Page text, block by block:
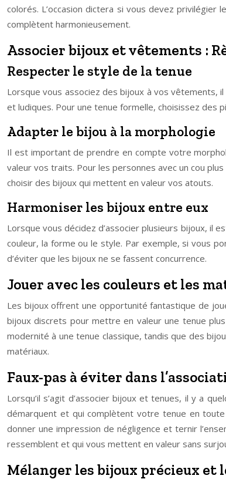
colorés. L’occasion dictera si vous devez
complètent harmonieusement.
Associer bijoux et vêtements :
Respecter le style de la tenue
Lorsque vous associez des bijoux à vos
et ludiques. Pour une tenue formelle, choisissez des
Adapter le bijou à la morphologie
Il est important de prendre en compte votre
valeur vos traits. Pour les personnes avec un cou
choisir des bijoux qui mettent en valeur vos atouts.
Harmoniser les bijoux entre eux
Lorsque vous décidez d’associer plusieurs bijoux, il
couleur, la forme ou le style. Par exemple, si vous
d’éviter que les bijoux ne se fassent concurrence.
Jouer avec les couleurs et les
Les bijoux offrent une opportunité fantastique de
bijoux discrets pour mettre en valeur une tenue
modernité à une tenue classique, tandis que des
matériaux.
Faux-pas à éviter dans
Lorsqu’il s’agit d’associer bijoux et tenues, il y a
démarquent et qui complètent votre tenue en
donner une impression de négligence et ternir
ressemblent et qui vous mettent en valeur sans
Mélanger les bijoux précieux et